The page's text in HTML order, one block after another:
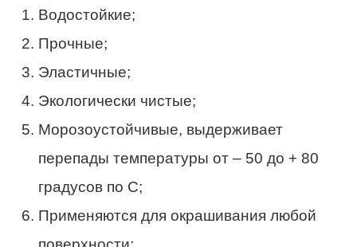
Водостойкие;
Прочные;
Эластичные;
Экологически чистые;
Морозоустойчивые, выдерживает
перепады температуры от – 50 до + 80
градусов по С;
Применяются для окрашивания любой